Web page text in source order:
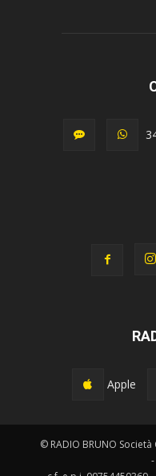
Apple
© RADIO BRUNO